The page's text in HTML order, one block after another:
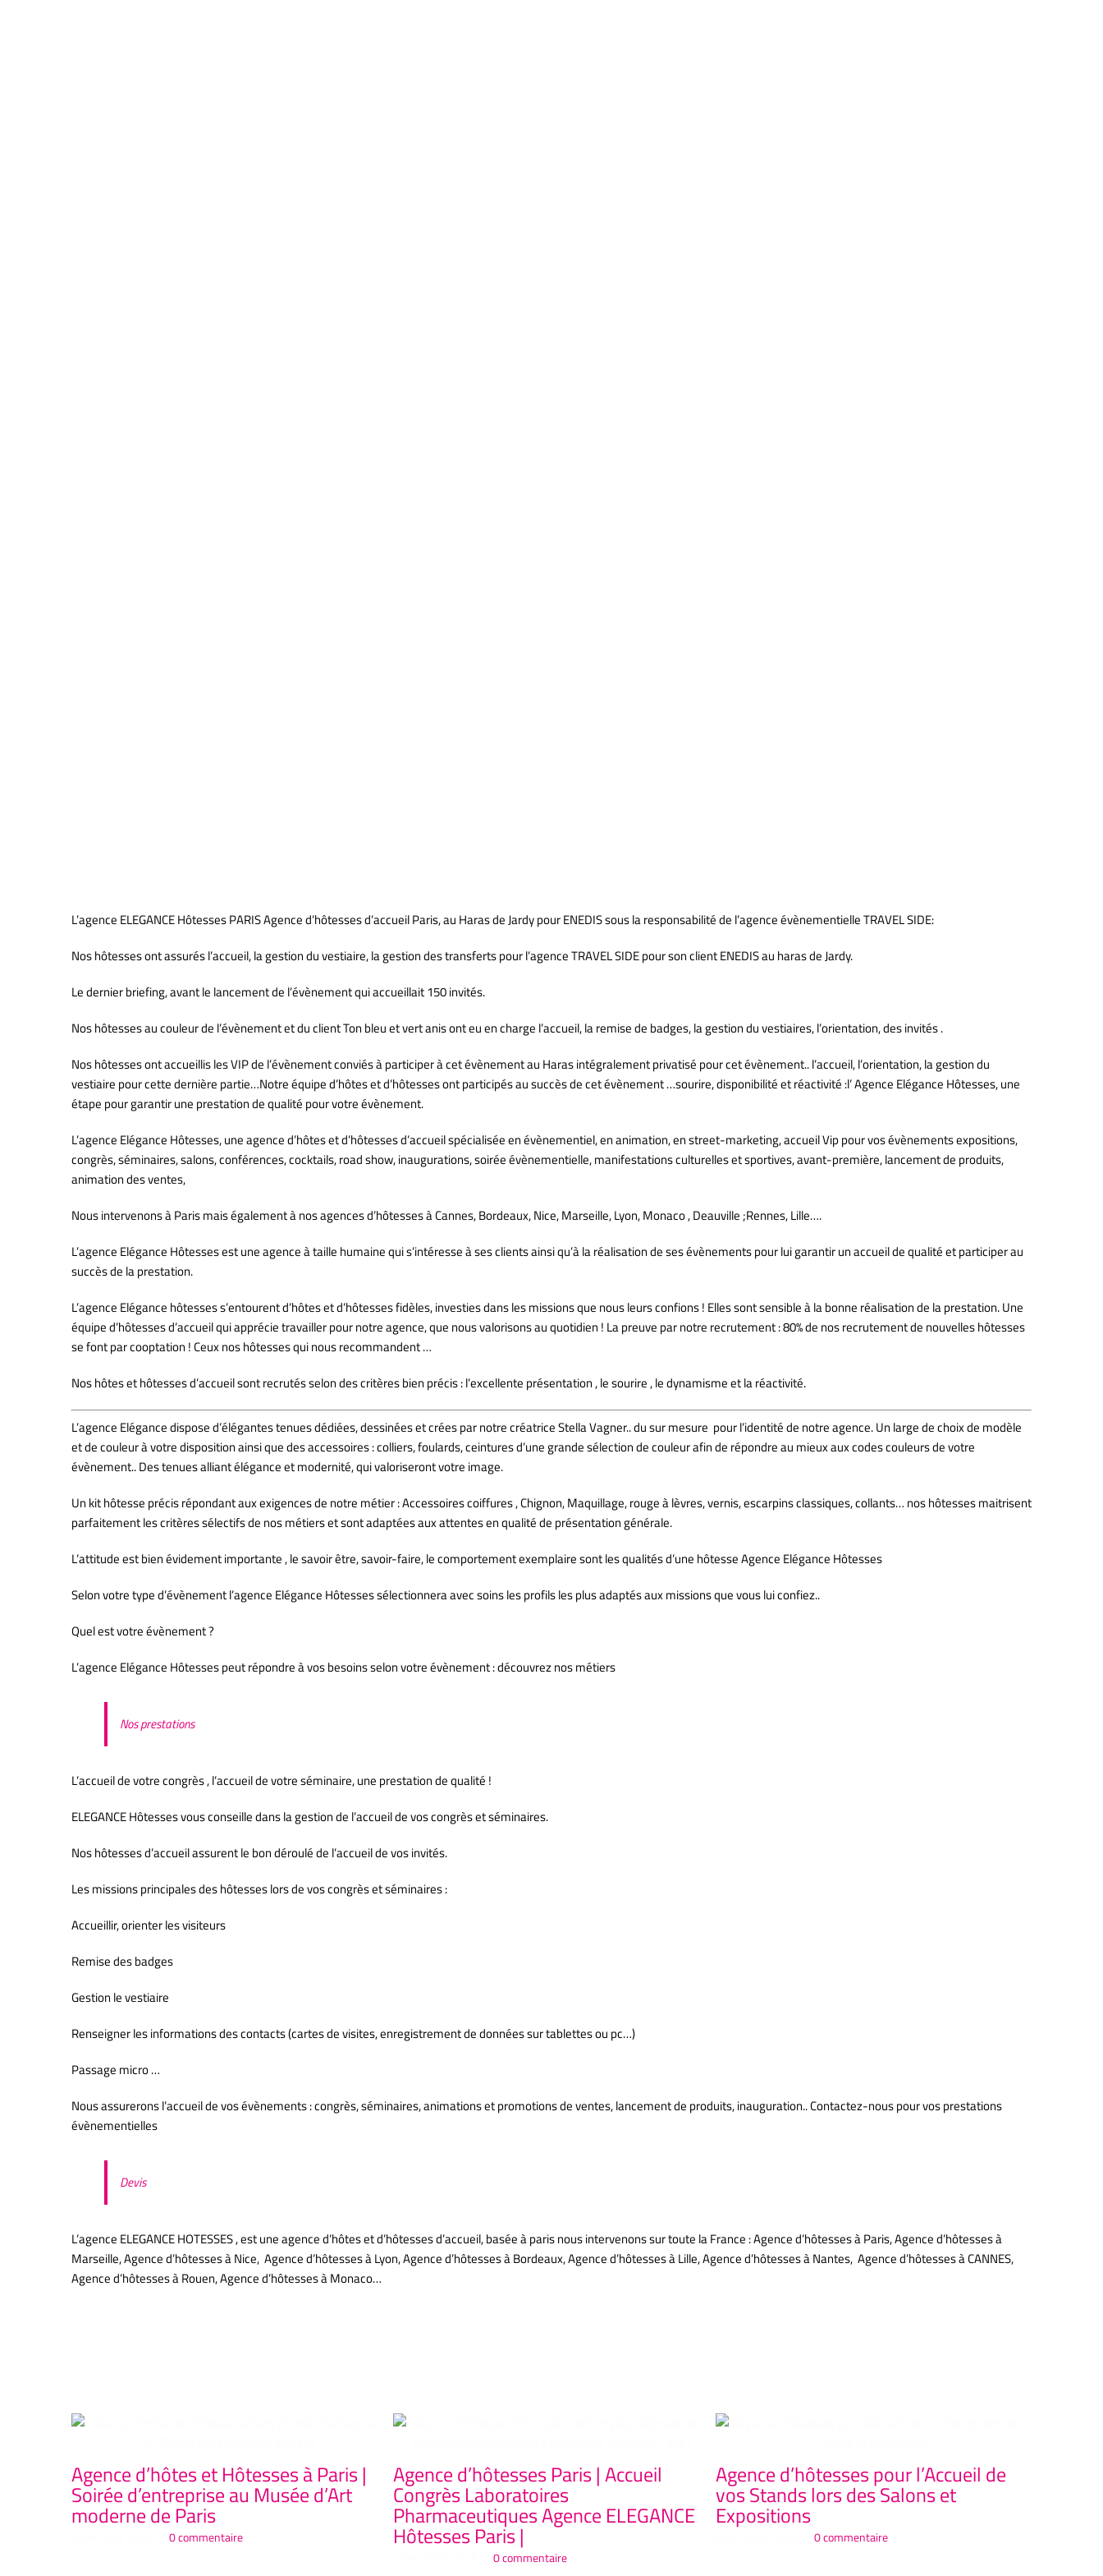
L’agence ELEGANCE Hôtesses PARIS Agence d’hôtesses d’accueil Paris, au Haras de Jardy pour ENEDIS sous la responsabilité de l’agence évènementielle TRAVEL SIDE:
Nos hôtesses ont assurés l’accueil, la gestion du vestiaire, la gestion des transferts pour l’agence TRAVEL SIDE pour son client ENEDIS au haras de Jardy.
Le dernier briefing, avant le lancement de l’évènement qui accueillait 150 invités.
Nos hôtesses au couleur de l’évènement et du client Ton bleu et vert anis ont eu en charge l’accueil, la remise de badges, la gestion du vestiaires, l’orientation, des invités .
Nos hôtesses ont accueillis les VIP de l’évènement conviés à participer à cet évènement au Haras intégralement privatisé pour cet évènement.. l’accueil, l’orientation, la gestion du
vestiaire pour cette dernière partie…Notre équipe d’hôtes et d’hôtesses ont participés au succès de cet évènement …sourire, disponibilité et réactivité :l’ Agence Elégance Hôtesses, une
étape pour garantir une prestation de qualité pour votre évènement.
L’agence Elégance Hôtesses, une agence d’hôtes et d’hôtesses d’accueil spécialisée en évènementiel, en animation, en street-marketing, accueil Vip pour vos évènements expositions,
congrès, séminaires, salons, conférences, cocktails, road show, inaugurations, soirée évènementielle, manifestations culturelles et sportives, avant-première, lancement de produits,
animation des ventes,
Nous intervenons à Paris mais également à nos agences d’hôtesses à Cannes, Bordeaux, Nice, Marseille, Lyon, Monaco , Deauville ;Rennes, Lille….
L’agence Elégance Hôtesses est une agence à taille humaine qui s’intéresse à ses clients ainsi qu’à la réalisation de ses évènements pour lui garantir un accueil de qualité et participer au
succès de la prestation.
L’agence Elégance hôtesses s’entourent d’hôtes et d’hôtesses fidèles, investies dans les missions que nous leurs confions ! Elles sont sensible à la bonne réalisation de la prestation. Une
équipe d’hôtesses d’accueil qui apprécie travailler pour notre agence, que nous valorisons au quotidien ! La preuve par notre recrutement : 80% de nos recrutement de nouvelles hôtesses
se font par cooptation ! Ceux nos hôtesses qui nous recommandent …
Nos hôtes et hôtesses d’accueil sont recrutés selon des critères bien précis : l’excellente présentation , le sourire , le dynamisme et la réactivité.
L’agence Elégance dispose d’élégantes tenues dédiées, dessinées et crées par notre créatrice Stella Vagner.. du sur mesure pour l’identité de notre agence. Un large de choix de modèle
et de couleur à votre disposition ainsi que des accessoires : colliers, foulards, ceintures d’une grande sélection de couleur afin de répondre au mieux aux codes couleurs de votre
évènement.. Des tenues alliant élégance et modernité, qui valoriseront votre image.
Un kit hôtesse précis répondant aux exigences de notre métier : Accessoires coiffures , Chignon, Maquillage, rouge à lèvres, vernis, escarpins classiques, collants… nos hôtesses maitrisent
parfaitement les critères sélectifs de nos métiers et sont adaptées aux attentes en qualité de présentation générale.
L’attitude est bien évidement importante , le savoir être, savoir-faire, le comportement exemplaire sont les qualités d’une hôtesse Agence Elégance Hôtesses
Selon votre type d’évènement l’agence Elégance Hôtesses sélectionnera avec soins les profils les plus adaptés aux missions que vous lui confiez..
Quel est votre évènement ?
L’agence Elégance Hôtesses peut répondre à vos besoins selon votre évènement : découvrez nos métiers
Nos prestations
L’accueil de votre congrès , l’accueil de votre séminaire, une prestation de qualité !
ELEGANCE Hôtesses vous conseille dans la gestion de l’accueil de vos congrès et séminaires.
Nos hôtesses d’accueil assurent le bon déroulé de l’accueil de vos invités.
Les missions principales des hôtesses lors de vos congrès et séminaires :
Accueillir, orienter les visiteurs
Remise des badges
Gestion le vestiaire
Renseigner les informations des contacts (cartes de visites, enregistrement de données sur tablettes ou pc…)
Passage micro …
Nous assurerons l’accueil de vos évènements : congrès, séminaires, animations et promotions de ventes, lancement de produits, inauguration.. Contactez-nous pour vos prestations
évènementielles
Devis
L’agence ELEGANCE HOTESSES , est une agence d’hôtes et d’hôtesses d’accueil, basée à paris nous intervenons sur toute la France : Agence d’hôtesses à Paris, Agence d’hôtesses à
Marseille, Agence d’hôtesses à Nice, Agence d’hôtesses à Lyon, Agence d’hôtesses à Bordeaux, Agence d’hôtesses à Lille, Agence d’hôtesses à Nantes, Agence d’hôtesses à CANNES,
Agence d’hôtesses à Rouen, Agence d’hôtesses à Monaco…
Agence d’hôtes et Hôtesses à Paris |
Soirée d’entreprise au Musée d’Art
moderne de Paris
0 commentaire
Agence d’hôtesses Paris | Accueil
Congrès Laboratoires
Pharmaceutiques Agence ELEGANCE
Hôtesses Paris |
0 commentaire
Agence d’hôtesses pour l’Accueil de
vos Stands lors des Salons et
Expositions
0 commentaire